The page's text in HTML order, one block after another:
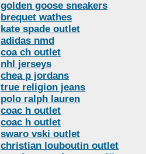
golden goose sneakers
brequet wathes
kate spade outlet
adidas nmd
coa ch outlet
nhl jerseys
chea p jordans
true religion jeans
polo ralph lauren
coac h outlet
coac h outlet
swaro vski outlet
christian louboutin outlet